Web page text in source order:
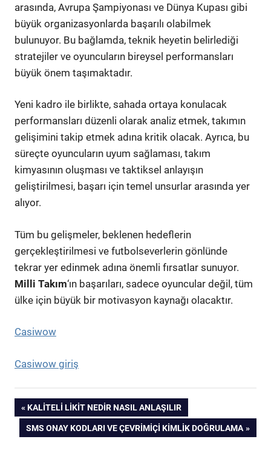
arasında, Avrupa Şampiyonası ve Dünya Kupası gibi
büyük organizasyonlarda başarılı olabilmek
bulunuyor. Bu bağlamda, teknik heyetin belirlediği
stratejiler ve oyuncuların bireysel performansları
büyük önem taşımaktadır.
Yeni kadro ile birlikte, sahada ortaya konulacak
performansları düzenli olarak analiz etmek, takımın
gelişimini takip etmek adına kritik olacak. Ayrıca, bu
süreçte oyuncuların uyum sağlaması, takım
kimyasının oluşması ve taktiksel anlayışın
geliştirilmesi, başarı için temel unsurlar arasında yer
alıyor.
Tüm bu gelişmeler, beklenen hedeflerin
gerçekleştirilmesi ve futbolseverlerin gönlünde
tekrar yer edinmek adına önemli fırsatlar sunuyor.
Milli Takım‘ın başarıları, sadece oyuncular değil, tüm
ülke için büyük bir motivasyon kaynağı olacaktır.
Casiwow
Casiwow giriş
Yazı
gezinmesi
PREVIOUS
POST:
KALITELI LIKIT NEDIR NASIL ANLAŞILIR
NEXT
POST:
SMS ONAY KODLARI VE ÇEVRIMIÇI KIMLIK DOĞRULAMA